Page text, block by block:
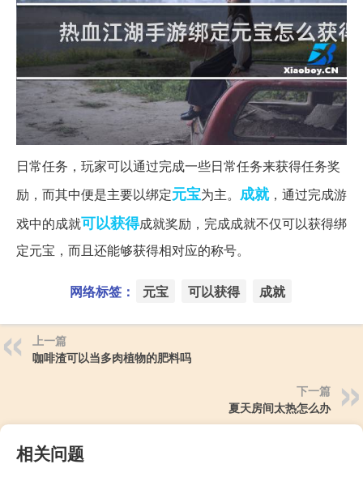
日常任务，玩家可以通过完成一些日常任务来获得任务奖
励，而其中便是主要以绑定元宝为主。 成就，通过完成游
戏中的成就可以获得成就奖励，完成成就不仅可以获得绑
定元宝，而且还能够获得相对应的称号。
网络标签： 元宝 可以获得 成就
上一篇
咖啡渣可以当多肉植物的肥料吗
下一篇
夏天房间太热怎么办
相关问题